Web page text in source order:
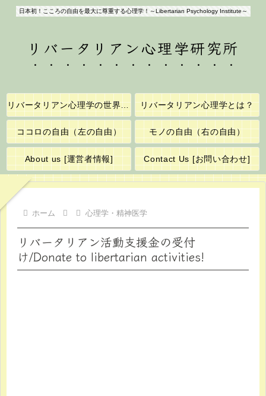
日本初！こころの自由を最大に尊重する心理学！～Libertarian Psychology Institute～
リバータリアン心理学研究所
リバータリアン心理学の世界へようこそ！ リバータリアン心理学とは？
ココロの自由（左の自由） モノの自由（右の自由）
About us [運営者情報] Contact Us [お問い合わせ]
ホーム 心理学・精神医学
リバータリアン活動支援金の受付
け/Donate to libertarian activities!